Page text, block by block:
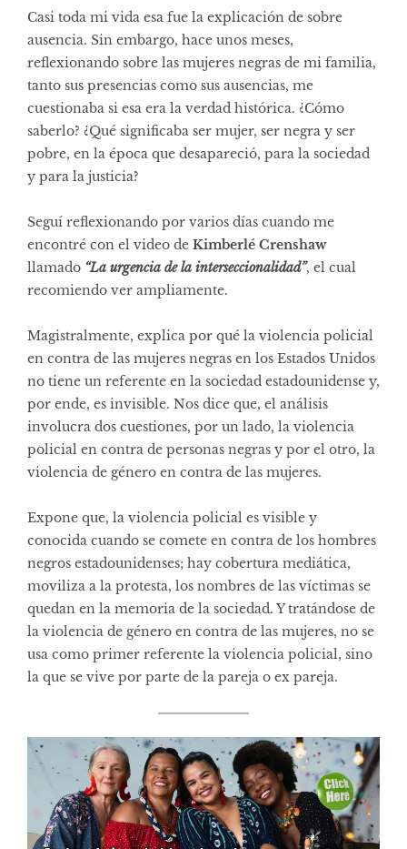
Casi toda mi vida esa fue la explicación de sobre
ausencia. Sin embargo, hace unos meses,
reflexionando sobre las mujeres negras de mi familia,
tanto sus presencias como sus ausencias, me
cuestionaba si esa era la verdad histórica. ¿Cómo
saberlo? ¿Qué significaba ser mujer, ser negra y ser
pobre, en la época que desapareció, para la sociedad
y para la justicia?
Seguí reflexionando por varios días cuando me
encontré con el video de Kimberlé Crenshaw
llamado “La urgencia de la interseccionalidad”, el cual
recomiendo ver ampliamente.
Magistralmente, explica por qué la violencia policial
en contra de las mujeres negras en los Estados Unidos
no tiene un referente en la sociedad estadounidense y,
por ende, es invisible. Nos dice que, el análisis
involucra dos cuestiones, por un lado, la violencia
policial en contra de personas negras y por el otro, la
violencia de género en contra de las mujeres.
Expone que, la violencia policial es visible y
conocida cuando se comete en contra de los hombres
negros estadounidenses; hay cobertura mediática,
moviliza a la protesta, los nombres de las víctimas se
quedan en la memoria de la sociedad. Y tratándose de
la violencia de género en contra de las mujeres, no se
usa como primer referente la violencia policial, sino
la que se vive por parte de la pareja o ex pareja.